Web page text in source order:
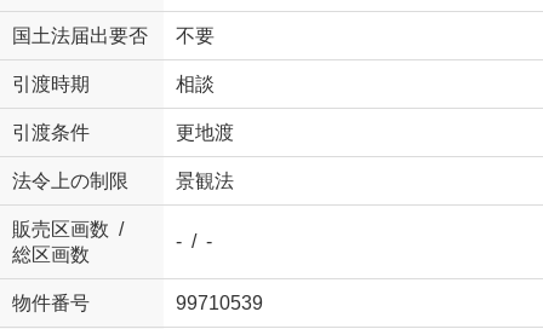
国土法届出要否 不要
引渡時期 相談
引渡条件 更地渡
法令上の制限 景観法
販売区画数 /
総区画数
- / -
物件番号 99710539